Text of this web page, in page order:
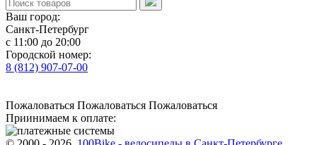
Ваш город:
Санкт-Петербург
с 11:00 до 20:00
Городской номер:
8 (812) 907-07-00
Пожаловаться Пожаловаться Пожаловаться
Приинимаем к оплате: